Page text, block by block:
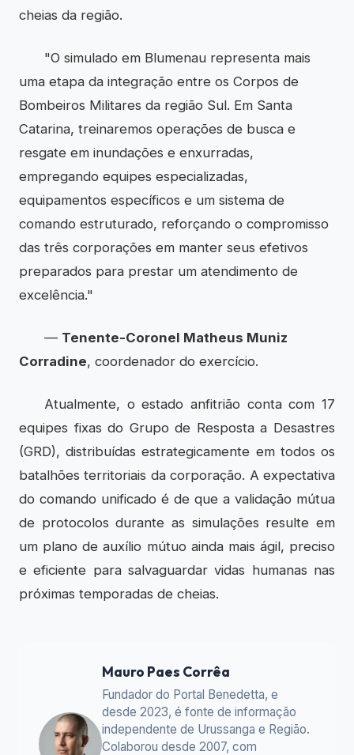
cheias da região.
"O simulado em Blumenau representa mais
uma etapa da integração entre os Corpos de
Bombeiros Militares da região Sul. Em Santa
Catarina, treinaremos operações de busca e
resgate em inundações e enxurradas,
empregando equipes especializadas,
equipamentos específicos e um sistema de
comando estruturado, reforçando o compromisso
das três corporações em manter seus efetivos
preparados para prestar um atendimento de
excelência."
— Tenente-Coronel Matheus Muniz
Corradine, coordenador do exercício.
Atualmente, o estado anfitrião conta com 17
equipes fixas do Grupo de Resposta a Desastres
(GRD), distribuídas estrategicamente em todos os
batalhões territoriais da corporação. A expectativa
do comando unificado é de que a validação mútua
de protocolos durante as simulações resulte em
um plano de auxílio mútuo ainda mais ágil, preciso
e eficiente para salvaguardar vidas humanas nas
próximas temporadas de cheias.
Mauro Paes Corrêa
Fundador do Portal Benedetta, e
desde 2023, é fonte de informação
independente de Urussanga e Região.
Colaborou desde 2007, com